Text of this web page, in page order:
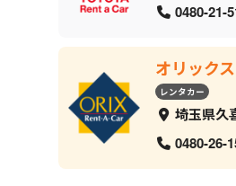
0480-21-
オリック
レンタカー
埼玉県久
0480-26-